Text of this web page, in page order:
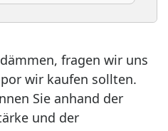
fragen wir uns
wir kaufen sollten.
Sie anhand der
und der